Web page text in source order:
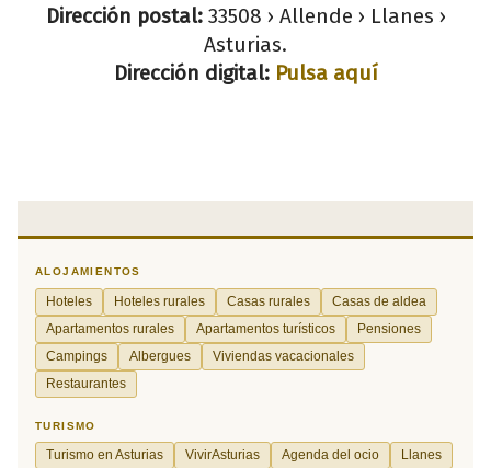
Dirección postal:33508 › Allende › Llanes ›
Asturias.
Dirección digital: Pulsa aquí